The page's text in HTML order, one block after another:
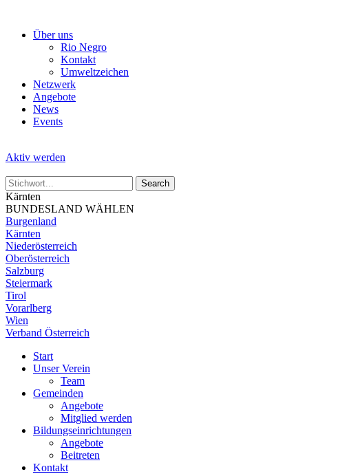
Über uns
Rio Negro
Kontakt
Umweltzeichen
Netzwerk
Angebote
News
Events
Aktiv werden
Kärnten
BUNDESLAND WÄHLEN
Burgenland
Kärnten
Niederösterreich
Oberösterreich
Salzburg
Steiermark
Tirol
Vorarlberg
Wien
Verband Österreich
Start
Unser Verein
Team
Gemeinden
Angebote
Mitglied werden
Bildungseinrichtungen
Angebote
Beitreten
Kontakt